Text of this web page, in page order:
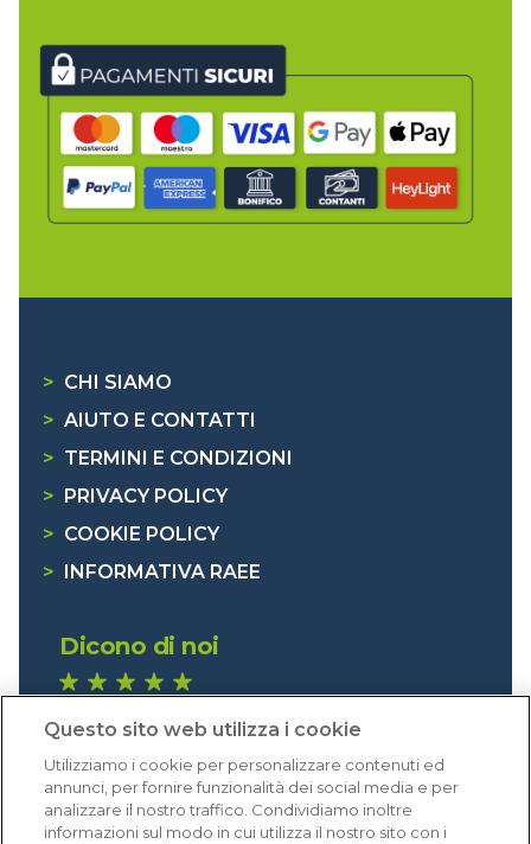
> CHI SIAMO
> AIUTO E CONTATTI
> TERMINI E CONDIZIONI
> PRIVACY POLICY
> COOKIE POLICY
> INFORMATIVA RAEE
Dicono di noi
Eccellente (4,8)
Acquisti verificati
Questo sito web utilizza i cookie
Utilizziamo i cookie per personalizzare contenuti ed
annunci, per fornire funzionalità dei social media e per
analizzare il nostro traffico. Condividiamo inoltre
informazioni sul modo in cui utilizza il nostro sito con i